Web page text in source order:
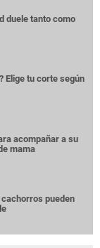
duele tanto como
Elige tu corte según
acompañar a su
mama
pueden